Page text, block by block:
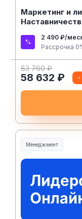
Маркетинг и
2 490 ₽/
Рассрочка
83 760 ₽
58 632 ₽ -
Менеджмент
Менеджмент и